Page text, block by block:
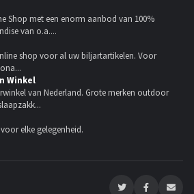
Shop met een enorm aanbod van 100%
van o.a....
shop voor al uw biljartartikelen. Voor
Winkel
van Nederland. Grote merken outdoor
elke gelegenheid.